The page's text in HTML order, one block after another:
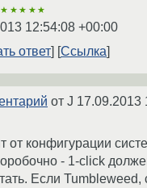
★★★★★
12:54:08 +00:00
ответ
Ссылка
от J 17.09.2013
от конфигурации
- 1-click
Если Tumbleweed,